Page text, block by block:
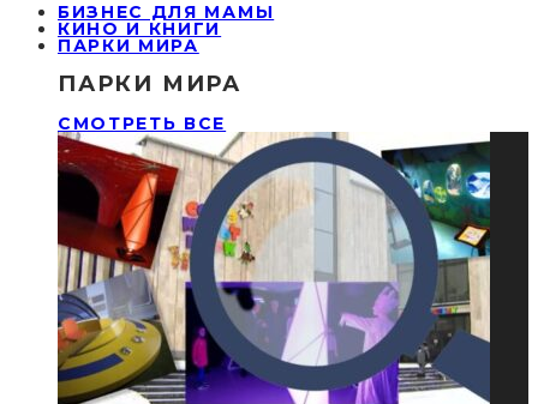
БИЗНЕС ДЛЯ МАМЫ
КИНО И КНИГИ
ПАРКИ МИРА
ПАРКИ МИРА
СМОТРЕТЬ ВСЕ